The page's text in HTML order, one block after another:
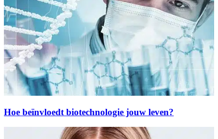
Hoe beïnvloedt biotechnologie jouw leven?